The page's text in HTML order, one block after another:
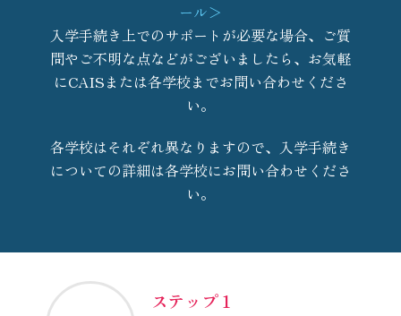
ール＞
入学手続き上でのサポートが必要な場合、ご質
問やご不明な点などがございましたら、お気軽
にCAISまたは各学校までお問い合わせくださ
い。
各学校はそれぞれ異なりますので、入学手続き
についての詳細は各学校にお問い合わせくださ
い。
ステップ 1